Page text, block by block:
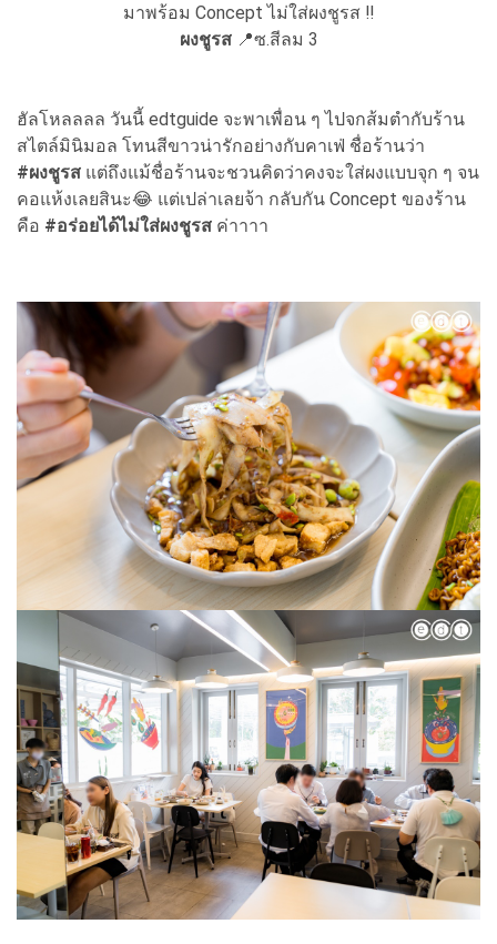
มาพร้อม Concept ไม่ใส่ผงชูรส ‼
ผงชูรส📍ซ.สีลม 3
ฮัลโหลลลล วันนี้ edtguide จะพาเพื่อน ๆ ไปจกส้มตำกับร้าน
สไตล์มินิมอล โทนสีขาวน่ารักอย่างกับคาเฟ่ ชื่อร้านว่า
#ผงชูรส แต่ถึงแม้ชื่อร้านจะชวนคิดว่าคงจะใส่ผงแบบจุก ๆ จน
คอแห้งเลยสินะ😂 แต่เปล่าเลยจ้า กลับกัน Concept ของร้าน
คือ #อร่อยได้ไม่ใส่ผงชูรส ค่าาาา